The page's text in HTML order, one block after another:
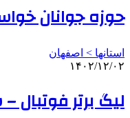
حوزه جوانان
استانها > اصفهان
۱۴۰۲/۱۲/۰۲
لیگ برتر